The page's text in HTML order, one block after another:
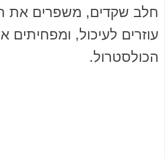
חלב שקדים, משפרים את
עוזרים לעיכול, ומפחיתים
הכולסטרול.